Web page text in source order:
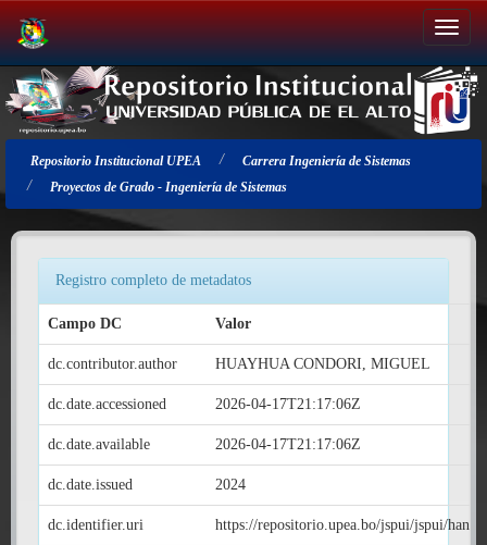
Salir
de
la
navegación
Repositorio Institucional UPEA
Carrera Ingeniería de Sistemas
Proyectos de Grado - Ingeniería de Sistemas
Registro completo de metadatos
Campo DC Valor
dc.contributor.author HUAYHUA CONDORI, MIGUEL
dc.date.accessioned 2026-04-17T21:17:06Z
dc.date.available 2026-04-17T21:17:06Z
dc.date.issued 2024
dc.identifier.uri https://repositorio.upea.bo/jspui/jspui/